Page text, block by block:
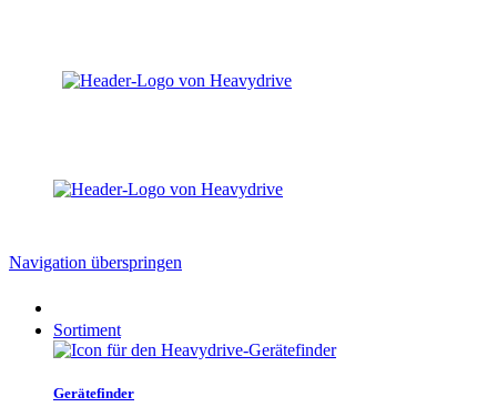
Navigation überspringen
Sortiment
Gerätefinder